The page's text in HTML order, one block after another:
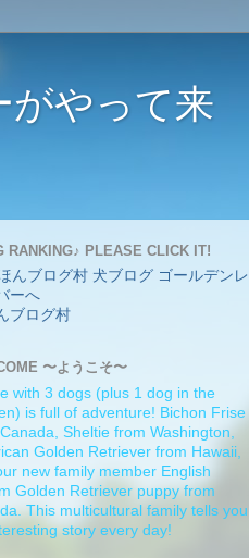
がやって来
RANKING♪ PLEASE CLICK IT!
ブログ村
〜ようこそ〜
with 3 dogs (plus 1 dog in the
is full of adventure! Bichon Frise
Sheltie from Washington,
Golden Retriever from Hawaii,
new family member English
Golden Retriever puppy from
This multicultural family tells you
story every day!